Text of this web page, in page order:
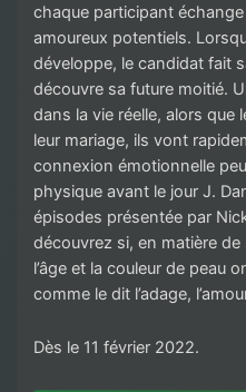
chaque participant
amoureux potentiels.
développe, le candidat fait
découvre sa future moitié.
dans la vie réelle, alors que
leur mariage, ils vont
connexion émotionnelle
physique avant le jour J.
épisodes présentée par
découvrez si, en matière de
l’âge et la couleur de peau
comme le dit l’adage,
Dès le 11 février 2022.